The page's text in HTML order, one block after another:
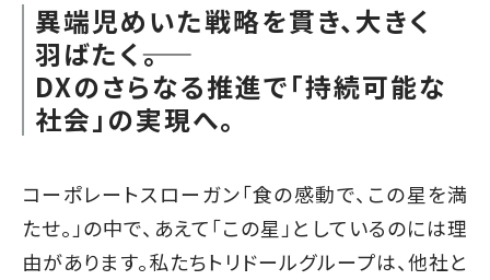
異端児めいた戦略を貫き、大きく
羽ばたく――。
DXのさらなる推進で「持続可能な
社会」の実現へ。
コーポレートスローガン「食の感動で、この星を満
たせ。」の中で、あえて「この星」としているのには理
由があります。私たちトリドールグループは、他社と